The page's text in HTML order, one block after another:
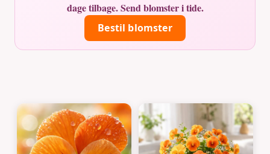
dage tilbage. Send blomster i tide.
Bestil blomster